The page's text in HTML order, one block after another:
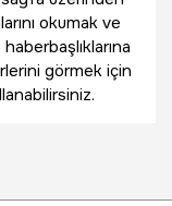
okumak ve
görmek için